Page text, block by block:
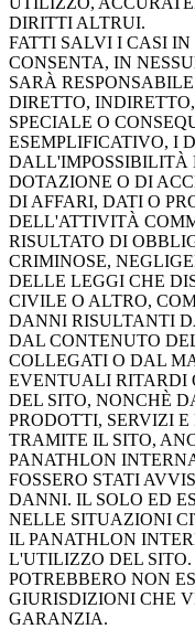
DIRITTI ALTRUI.
FATTI SALVI I CASI
CONSENTA, IN
SARÀ
DIRETTO,
SPECIALE O
ESEMPLIFICATIVO, I
DALL'IMPOSSIBILITÀ
DOTAZIONE O DI
DI AFFARI, DATI O
DELL'ATTIVITÀ
RISULTATO DI
CRIMINOSE,
DELLE LEGGI CHE
CIVILE O ALTRO,
DANNI RISULTANTI
DAL CONTENUTO
COLLEGATI O DAL
EVENTUALI RITARDI
DEL SITO, NONCHÈ
PRODOTTI, SERVIZI
TRAMITE IL SITO,
PANATHLON
FOSSERO STATI
DANNI. IL SOLO ED
NELLE SITUAZIONI
IL PANATHLON
L'UTILIZZO DEL
POTREBBERO NON
GIURISDIZIONI CHE
GARANZIA.